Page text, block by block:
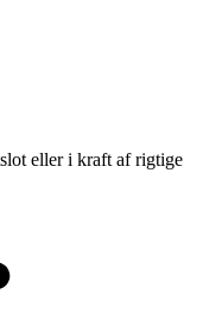
eller i kraft af rigtige